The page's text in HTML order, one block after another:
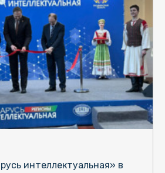
интеллектуальная» в